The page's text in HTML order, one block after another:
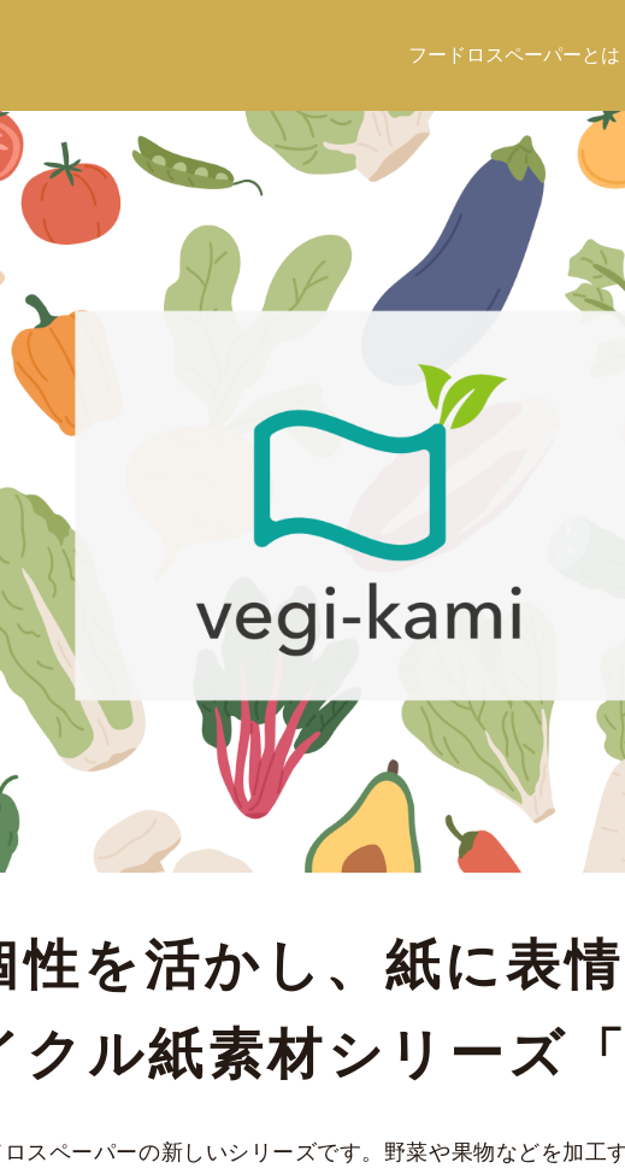
フードロスペーパーとは
を活かし、 紙に表
クル紙素材シリーズ
スペーパーの新しいシリーズです。野菜や果物などを加工